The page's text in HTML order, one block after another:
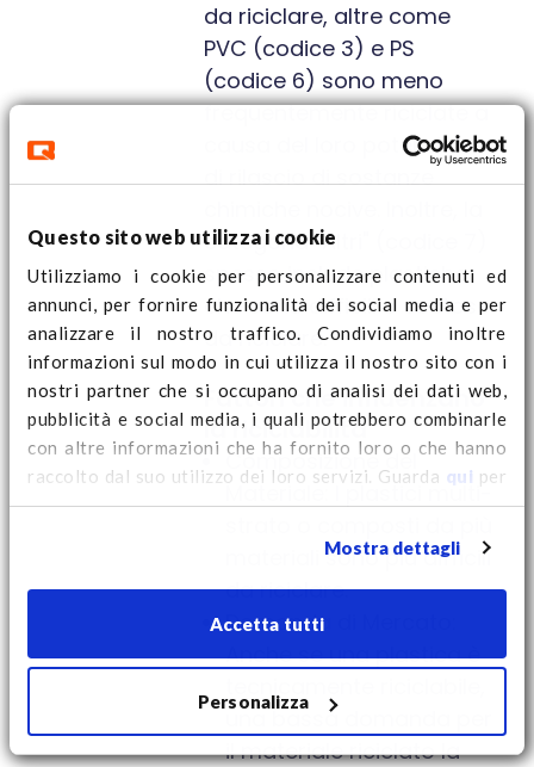
Questo sito web utilizza i cookie
Utilizziamo i cookie per personalizzare contenuti ed
annunci, per fornire funzionalità dei social media e per
analizzare il nostro traffico. Condividiamo inoltre
informazioni sul modo in cui utilizza il nostro sito con i
nostri partner che si occupano di analisi dei dati web,
pubblicità e social media, i quali potrebbero combinarle
con altre informazioni che ha fornito loro o che hanno
raccolto dal suo utilizzo dei loro servizi. Guarda qui per
ulteriori informazioni sui cookie e per modificare il tuo
Mostra dettagli
Accetta tutti
Personalizza
da riciclare, altre come
PVC (codice 3) e PS
(codice 6) sono meno
frequentemente riciclate a
causa del loro potenziale
di rilascio di sostanze
categoria "Altri" (codice 7)
spesso include plastiche
che sono difficili o costose
da riciclare.
Fattori che influenzano
la riciclabilità
Composizione del
Materiale: I plastici multi-
materiali sono più difficili
da riciclare.
Domanda di Mercato:
Anche se una plastica è
una bassa domanda per
il materiale riciclato la